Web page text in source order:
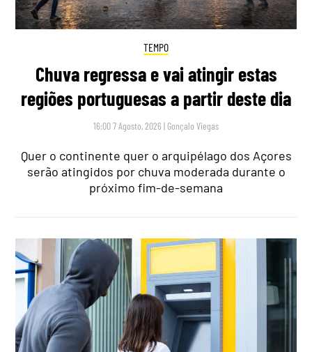
TEMPO
Chuva regressa e vai atingir estas
regiões portuguesas a partir deste dia
16:00 7 Agosto, 2026 | Gonçalo Viegas
Quer o continente quer o arquipélago dos Açores
serão atingidos por chuva moderada durante o
próximo fim-de-semana